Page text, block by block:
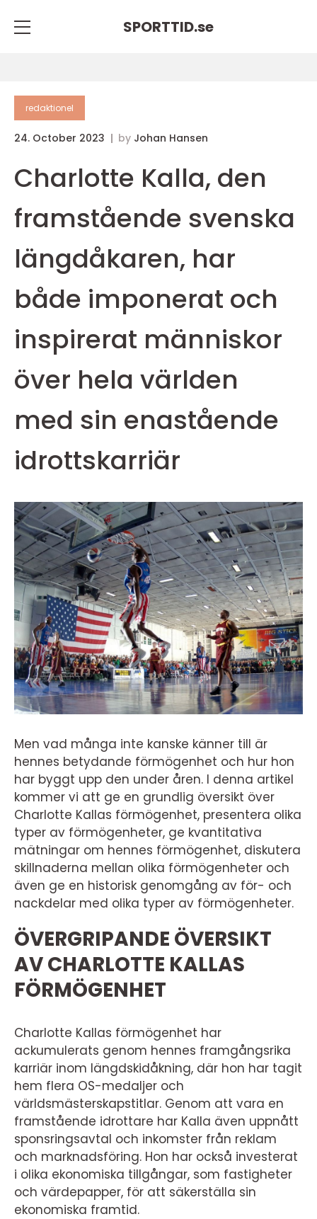
SPORTTID.se
redaktionel
24. October 2023 by Johan Hansen
Charlotte Kalla, den
framstående svenska
längdåkaren, har
både imponerat och
inspirerat människor
över hela världen
med sin enastående
idrottskarriär
Men vad många inte kanske känner till är
hennes betydande förmögenhet och hur hon
har byggt upp den under åren. I denna artikel
kommer vi att ge en grundlig översikt över
Charlotte Kallas förmögenhet, presentera olika
typer av förmögenheter, ge kvantitativa
mätningar om hennes förmögenhet, diskutera
skillnaderna mellan olika förmögenheter och
även ge en historisk genomgång av för- och
nackdelar med olika typer av förmögenheter.
ÖVERGRIPANDE ÖVERSIKT
AV CHARLOTTE KALLAS
FÖRMÖGENHET
Charlotte Kallas förmögenhet har
ackumulerats genom hennes framgångsrika
karriär inom längdskidåkning, där hon har tagit
hem flera OS-medaljer och
världsmästerskapstitlar. Genom att vara en
framstående idrottare har Kalla även uppnått
sponsringsavtal och inkomster från reklam
och marknadsföring. Hon har också investerat
i olika ekonomiska tillgångar, som fastigheter
och värdepapper, för att säkerställa sin
ekonomiska framtid.